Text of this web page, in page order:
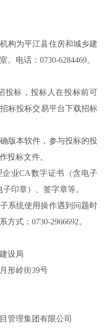
构为平江县住房和城乡建
电话：0730-6284469。
投标，投标人在投标前可
标投标交易平台下载招标
版本软件，参与投标的投
投标文件。
业CA数字证书（含电子
印章）、签字章等。
系统使用操作遇到问题时
式：0730-2966692。
设局
形岭街39号
管理集团有限公司